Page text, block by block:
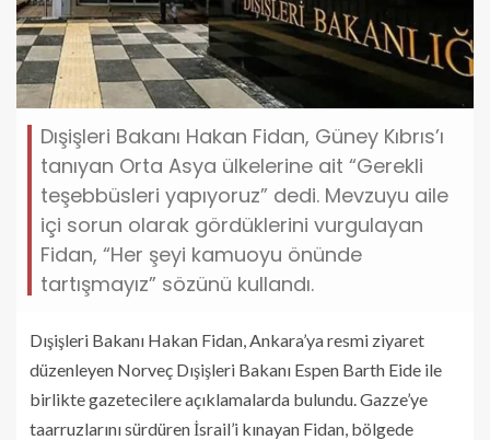
Dışişleri Bakanı Hakan Fidan, Güney Kıbrıs’ı
tanıyan Orta Asya ülkelerine ait “Gerekli
teşebbüsleri yapıyoruz” dedi. Mevzuyu aile
içi sorun olarak gördüklerini vurgulayan
Fidan, “Her şeyi kamuoyu önünde
tartışmayız” sözünü kullandı.
Dışişleri Bakanı Hakan Fidan, Ankara’ya resmi ziyaret
düzenleyen Norveç Dışişleri Bakanı Espen Barth Eide ile
birlikte gazetecilere açıklamalarda bulundu. Gazze’ye
taarruzlarını sürdüren İsrail’i kınayan Fidan, bölgede